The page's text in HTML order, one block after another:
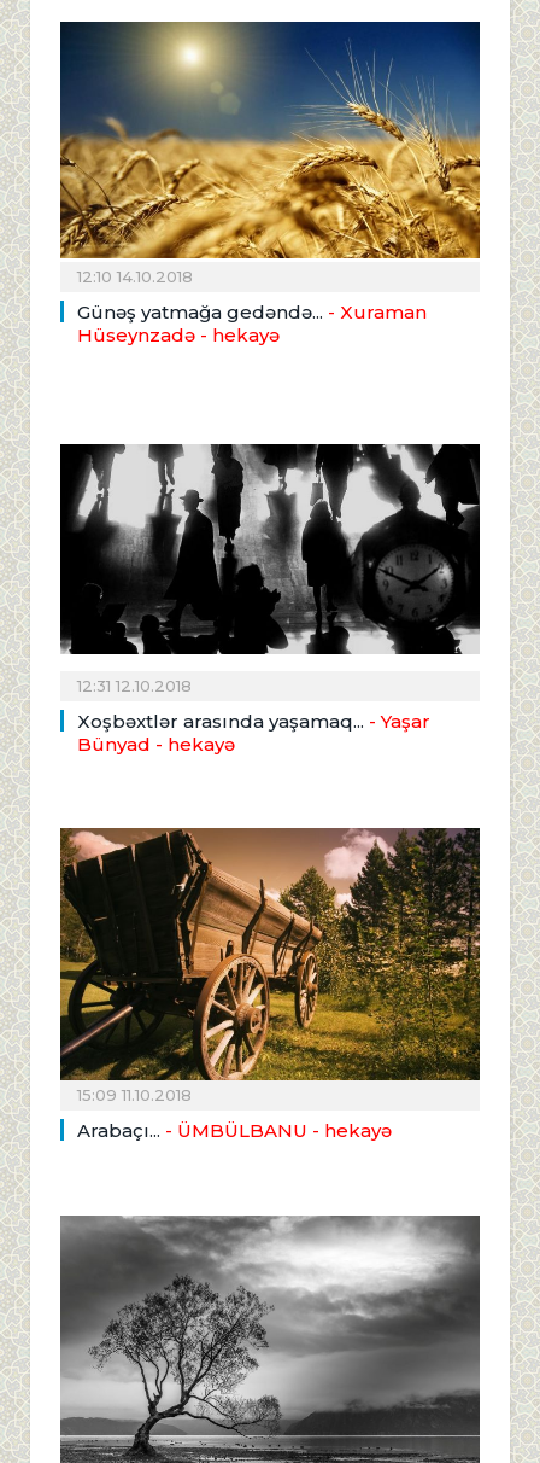
12:10 14.10.2018
Günəş yatmağa gedəndə... - Xuraman
Hüseynzadə - hekayə
12:31 12.10.2018
Xoşbəxtlər arasında yaşamaq... - Yaşar
Bünyad - hekayə
15:09 11.10.2018
Arabaçı... - ÜMBÜLBANU - hekayə